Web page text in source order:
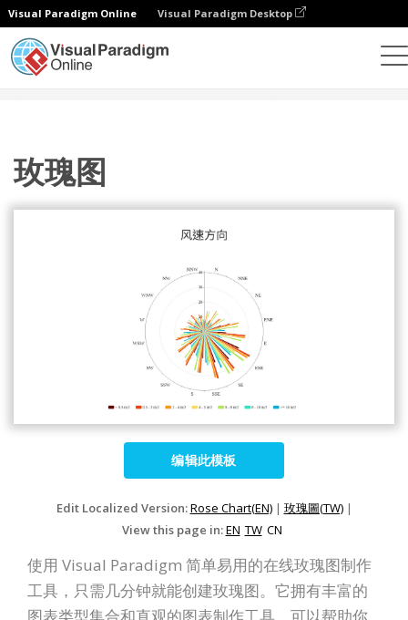
Visual Paradigm Online Visual Paradigm Desktop
玫瑰图
编辑此模板
Edit Localized Version:Rose Chart(EN)| 玫瑰圖(TW)|
View this page in:EN TW CN
使用 Visual Paradigm 简单易用的在线玫瑰图制作
工具，只需几分钟就能创建玫瑰图。它拥有丰富的